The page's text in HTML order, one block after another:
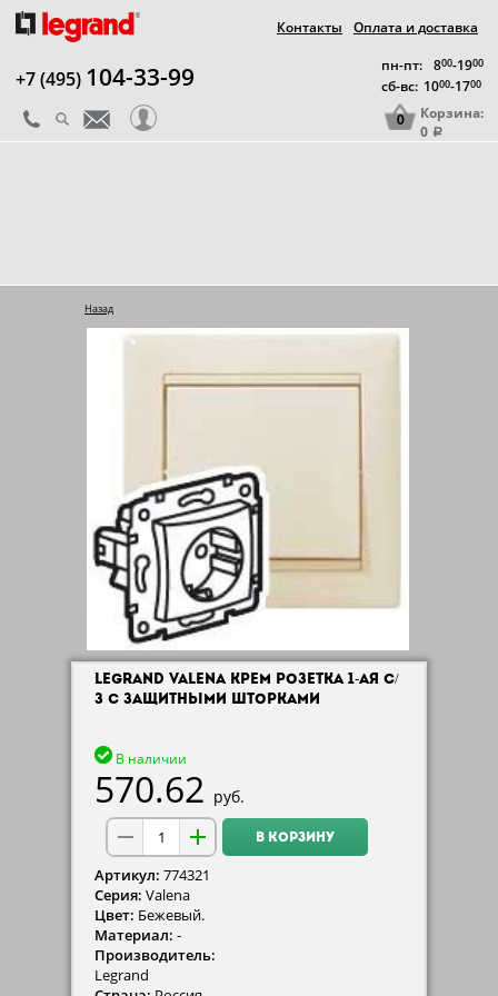
+7 (495) 104-33-99 пн-пт: 800-1900
сб-вс: 1000-1700
Контакты Оплата и доставка
0
Корзина:
0 a
Назад
LEGRAND VALENA КРЕМ РОЗЕТКА 1-АЯ С/
З С ЗАЩИТНЫМИ ШТОРКАМИ
570.62 руб.
В КОРЗИНУ
В наличии
Артикул: 774321
Серия: Valena
Цвет: Бежевый.
Материал: -
Производитель:
Legrand